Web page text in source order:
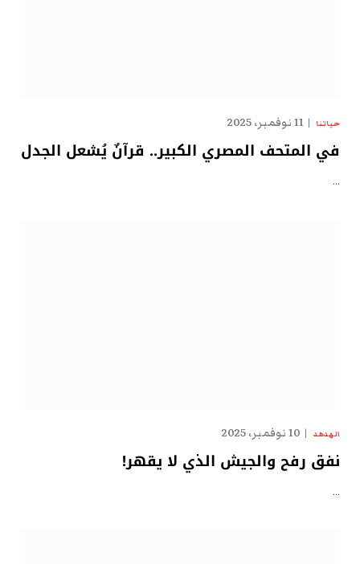
حياتنا 11 نوفمبر، 2025
في المتحف المصري الكبير.. قرآنٌ يُشعل الجدل
…
الهدهد 10 نوفمبر، 2025
نفق رفح والجيش الذي لا يقهر!
…